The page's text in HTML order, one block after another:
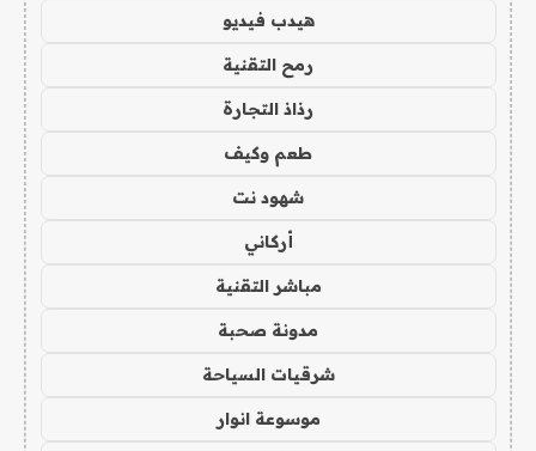
هيدب فيديو
رمح التقنية
رذاذ التجارة
طعم وكيف
شهود نت
أركاني
مباشر التقنية
مدونة صحبة
شرقيات السياحة
موسوعة انوار